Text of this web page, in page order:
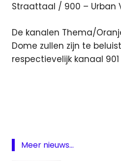
Straattaal / 900 – Urban
De kanalen Thema/
Dome zullen zijn te
respectievelijk kanaal
Meer nieuws...